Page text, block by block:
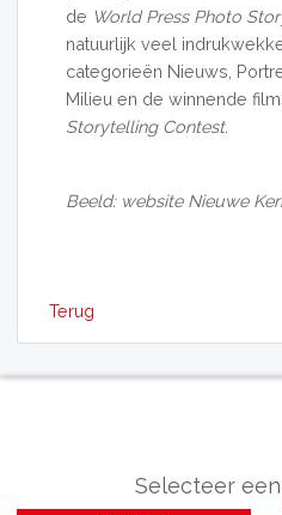
de World Press Photo
natuurlijk veel
categorieën Nieuws,
Milieu en de winnende
Storytelling Contest.
Beeld: website Nieuwe
Terug
Selecteer